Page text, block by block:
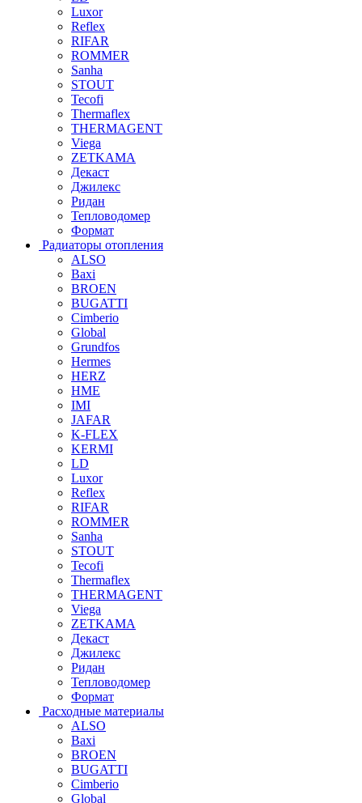
Luxor
Reflex
RIFAR
ROMMER
Sanha
STOUT
Tecofi
Thermaflex
THERMAGENT
Viega
ZETKAMA
Декаст
Джилекс
Ридан
Тепловодомер
Формат
Радиаторы отопления
ALSO
Baxi
BROEN
BUGATTI
Cimberio
Global
Grundfos
Hermes
HERZ
HME
IMI
JAFAR
K-FLEX
KERMI
LD
Luxor
Reflex
RIFAR
ROMMER
Sanha
STOUT
Tecofi
Thermaflex
THERMAGENT
Viega
ZETKAMA
Декаст
Джилекс
Ридан
Тепловодомер
Формат
Расходные материалы
ALSO
Baxi
BROEN
BUGATTI
Cimberio
Global